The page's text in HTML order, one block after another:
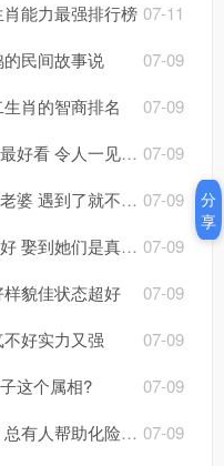
07-11
能力最强排行榜
07-09
民间故事说
07-09
肖的智商排名
07-09
看 令人一见难忘
07-09
遇到了就不要放手
07-09
到她们是真有福气
07-09
貌佳状态超好
07-09
好实力又强
07-09
这个属相?
07-09
人帮助化险为夷
分
享